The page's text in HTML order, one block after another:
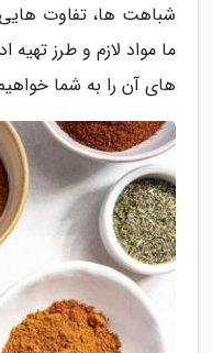
شباهت ها، تفاوت هایی
ما مواد لازم و طرز تهیه
های آن را به شما